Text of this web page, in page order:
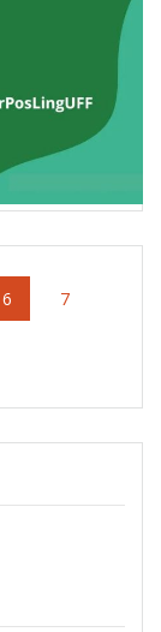
Page
6 Page
7